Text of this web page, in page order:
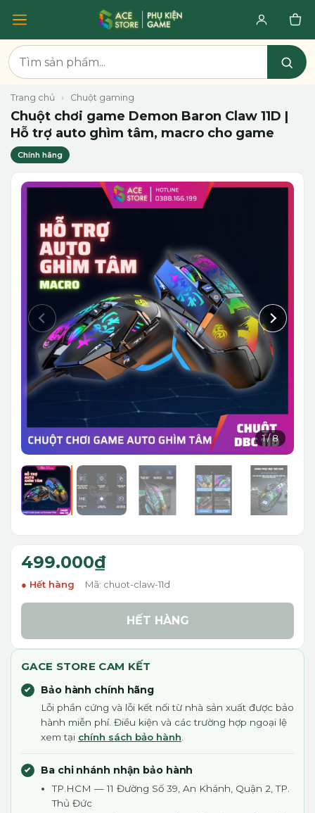
Trang chủ › Chuột gaming
Chuột chơi game Demon Baron Claw 11D |
Hỗ trợ auto ghìm tâm, macro cho game
Chính hãng
1/8
499.000₫
Hết hàng Mã: chuot-claw-11d
HẾT HÀNG
GACE STORE CAM KẾT
Bảo hành chính hãng
Lỗi phần cứng và lỗi kết nối từ nhà sản xuất được bảo
hành miễn phí. Điều kiện và các trường hợp ngoại lệ
xem tại chính sách bảo hành
Ba chi nhánh nhận bảo hành
TP.HCM — 11 Đường Số 39, An Khánh, Quận 2, TP.
Thủ Đức